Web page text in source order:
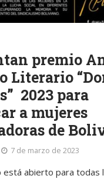
premio
Literario
2023 para
a mujeres
de
7 de marzo de 2023
está abierto para todas